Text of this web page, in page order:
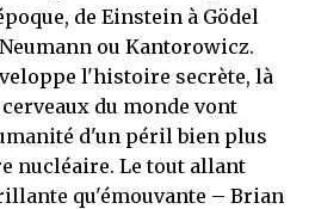
de Einstein à Gödel
ou Kantorowicz.
l'histoire secrète, là
du monde vont
d'un péril bien plus
nucléaire. Le tout allant
qu'émouvante – Brian